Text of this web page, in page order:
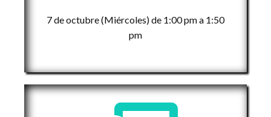
7 de octubre (Miércoles) de 1:00 pm a 1:50
pm